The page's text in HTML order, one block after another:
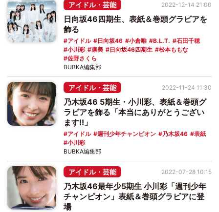
アイドル・芸能
日向坂46四期生、表紙＆巻頭グラビアを
飾る
アイドル 日向坂46 小倉唯 B.L.T.
石田千穂
小川彩
凛美 日向坂46四期生
松本ももな
佐野さくら
2022-12-14 21:00
BUBKA編集部
アイドル・芸能
乃木坂46 5期生・小川彩、表紙＆巻頭グ
ラビアを飾る「本当にありがとうござい
ます!!」
アイドル 週刊少年チャンピオン 乃木坂46
表紙
小川彩
2022-11-24 11:30
BUBKA編集部
アイドル・芸能
乃木坂46最年少5期生 小川彩「週刊少年
チャンピオン」表紙＆巻頭グラビアに登
場
2022-07-28 10:15